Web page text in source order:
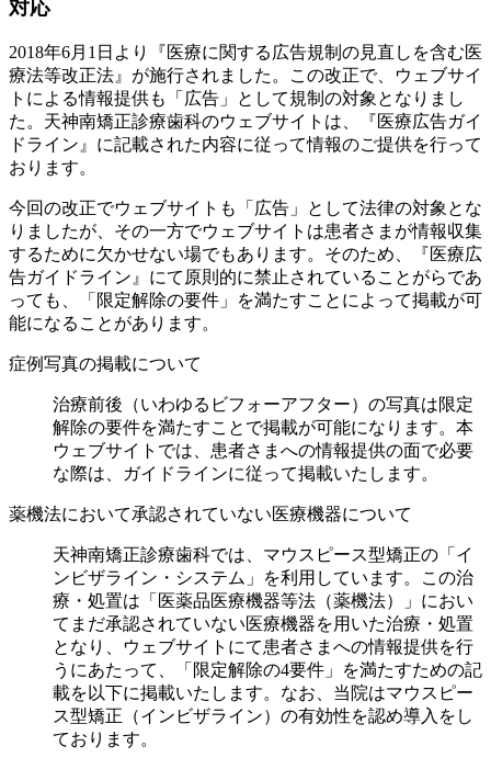
対応
2018年6月1日より『医療に関する広告規制の見直しを含む医
療法等改正法』が施行されました。この改正で、ウェブサイ
トによる情報提供も「広告」として規制の対象となりまし
た。天神南矯正診療歯科のウェブサイトは、『医療広告ガイ
ドライン』に記載された内容に従って情報のご提供を行って
おります。
今回の改正でウェブサイトも「広告」として法律の対象とな
りましたが、その一方でウェブサイトは患者さまが情報収集
するために欠かせない場でもあります。そのため、『医療広
告ガイドライン』にて原則的に禁止されていることがらであ
っても、「限定解除の要件」を満たすことによって掲載が可
能になることがあります。
症例写真の掲載について
治療前後（いわゆるビフォーアフター）の写真は限定
解除の要件を満たすことで掲載が可能になります。本
ウェブサイトでは、患者さまへの情報提供の面で必要
な際は、ガイドラインに従って掲載いたします。
薬機法において承認されていない医療機器について
天神南矯正診療歯科では、マウスピース型矯正の「イ
ンビザライン・システム」を利用しています。この治
療・処置は「医薬品医療機器等法（薬機法）」におい
てまだ承認されていない医療機器を用いた治療・処置
となり、ウェブサイトにて患者さまへの情報提供を行
うにあたって、「限定解除の4要件」を満たすための記
載を以下に掲載いたします。なお、当院はマウスピー
ス型矯正（インビザライン）の有効性を認め導入をし
ております。